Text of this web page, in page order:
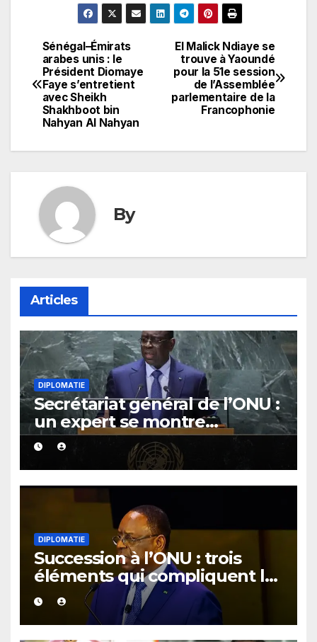
Navigation
de
l’article
El Malick Ndiaye se
trouve à Yaoundé
pour la 51e session
de l’Assemblée
parlementaire de la
Francophonie
Sénégal–Émirats
arabes unis : le
Président Diomaye
Faye s’entretient
avec Sheikh
Shakhboot bin
Nahyan Al Nahyan
By
Articles
DIPLOMATIE
Secrétariat général de l’ONU :
un expert se montre
optimiste quant aux chances
de Macky Sall
DIPLOMATIE
Succession à l’ONU : trois
éléments qui compliquent la
candidature de Macky Sall